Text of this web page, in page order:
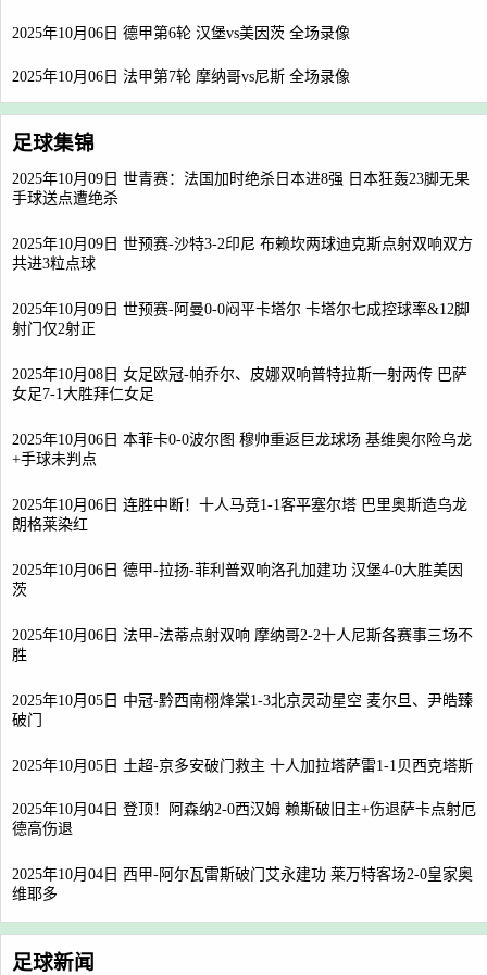
2025年10月06日 德甲第6轮 汉堡vs美因茨 全场录像
2025年10月06日 法甲第7轮 摩纳哥vs尼斯 全场录像
足球集锦
2025年10月09日 世青赛：法国加时绝杀日本进8强 日本狂轰23脚无果
手球送点遭绝杀
2025年10月09日 世预赛-沙特3-2印尼 布赖坎两球迪克斯点射双响双方
共进3粒点球
2025年10月09日 世预赛-阿曼0-0闷平卡塔尔 卡塔尔七成控球率&12脚
射门仅2射正
2025年10月08日 女足欧冠-帕乔尔、皮娜双响普特拉斯一射两传 巴萨
女足7-1大胜拜仁女足
2025年10月06日 本菲卡0-0波尔图 穆帅重返巨龙球场 基维奥尔险乌龙
+手球未判点
2025年10月06日 连胜中断！十人马竞1-1客平塞尔塔 巴里奥斯造乌龙
朗格莱染红
2025年10月06日 德甲-拉扬-菲利普双响洛孔加建功 汉堡4-0大胜美因
茨
2025年10月06日 法甲-法蒂点射双响 摩纳哥2-2十人尼斯各赛事三场不
胜
2025年10月05日 中冠-黔西南栩烽棠1-3北京灵动星空 麦尔旦、尹皓臻
破门
2025年10月05日 土超-京多安破门救主 十人加拉塔萨雷1-1贝西克塔斯
2025年10月04日 登顶！阿森纳2-0西汉姆 赖斯破旧主+伤退萨卡点射厄
德高伤退
2025年10月04日 西甲-阿尔瓦雷斯破门艾永建功 莱万特客场2-0皇家奥
维耶多
足球新闻